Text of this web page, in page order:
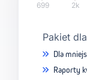
699 2k
Pakiet
Dla
Raporty